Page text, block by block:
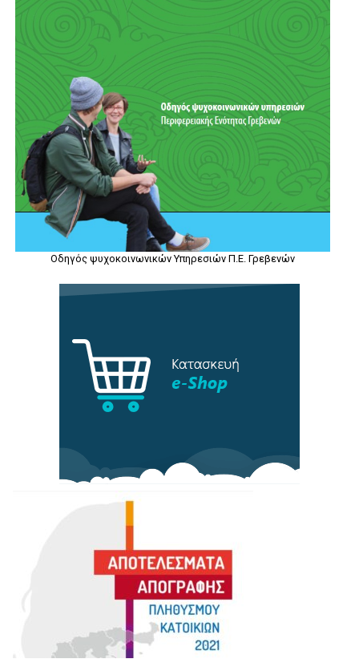
Οδηγός ψυχοκοινωνικών Υπηρεσιών Π.Ε. Γρεβενών